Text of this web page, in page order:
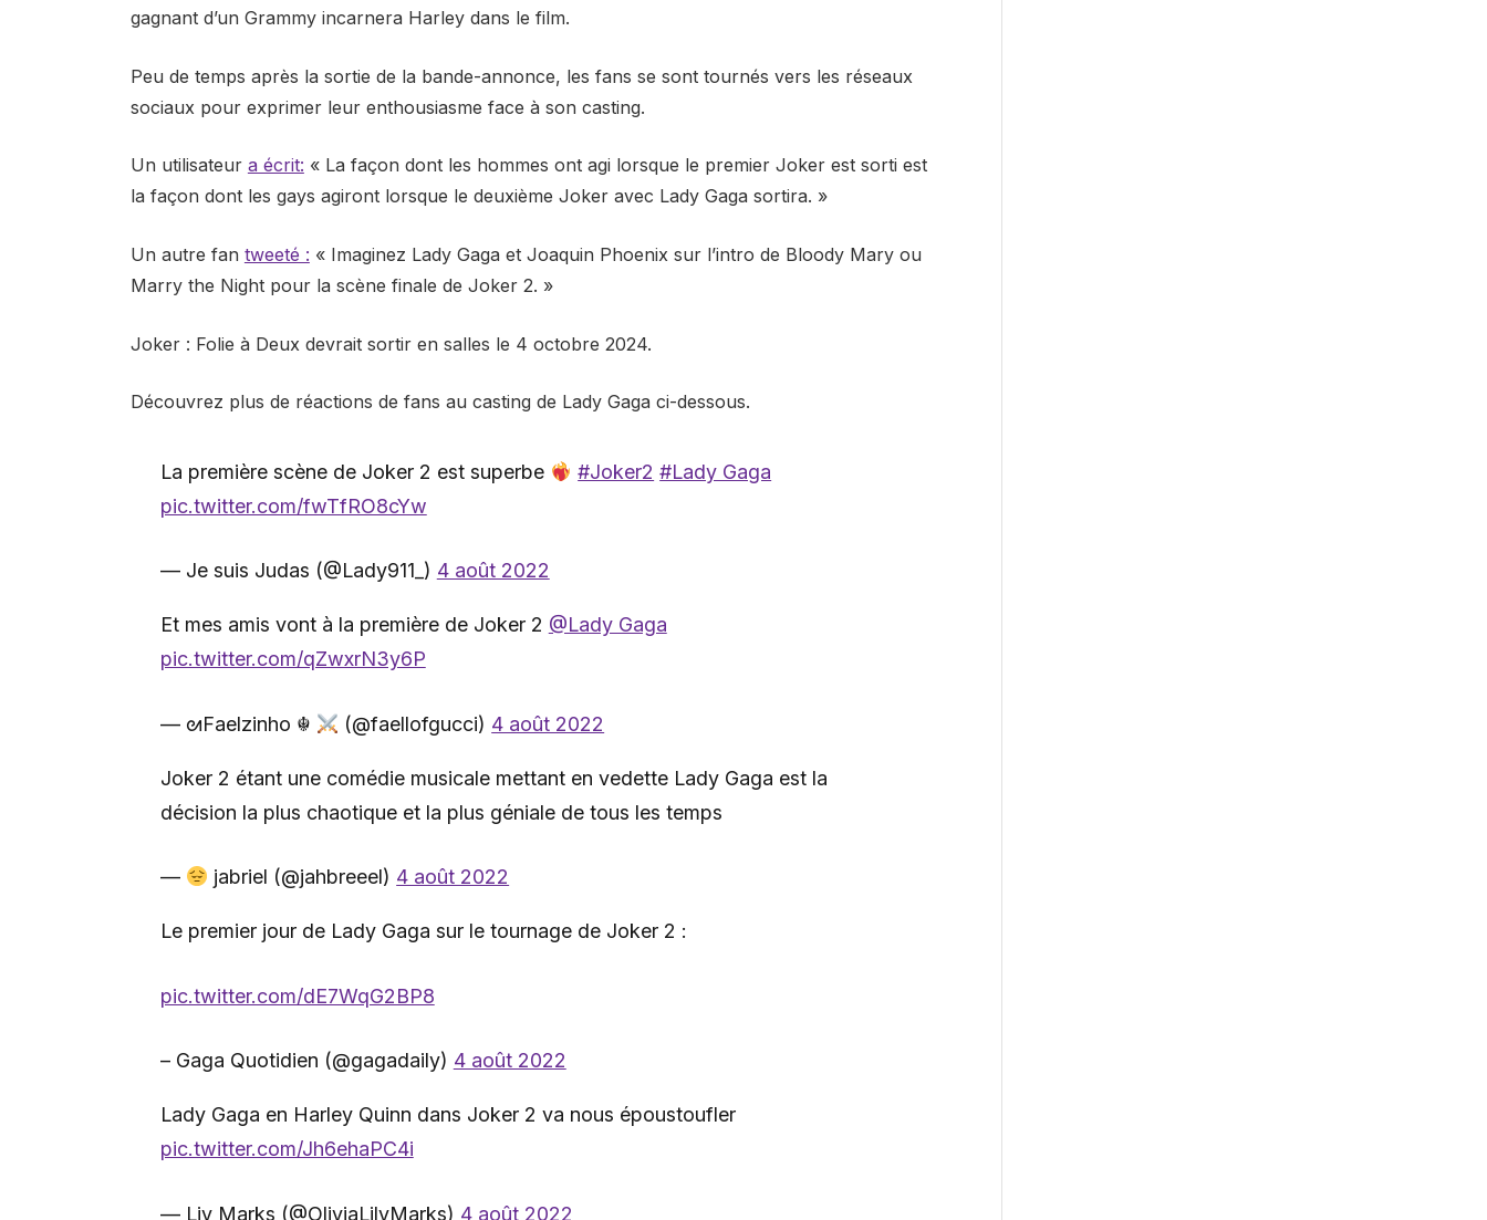
gagnant d’un Grammy incarnera Harley dans le film.
Peu de temps après la sortie de la bande-annonce, les fans se sont tournés vers les réseaux
sociaux pour exprimer leur enthousiasme face à son casting.
Un utilisateur a écrit: « La façon dont les hommes ont agi lorsque le premier Joker est sorti est
la façon dont les gays agiront lorsque le deuxième Joker avec Lady Gaga sortira. »
Un autre fan tweeté : « Imaginez Lady Gaga et Joaquin Phoenix sur l’intro de Bloody Mary ou
Marry the Night pour la scène finale de Joker 2. »
Joker : Folie à Deux devrait sortir en salles le 4 octobre 2024.
Découvrez plus de réactions de fans au casting de Lady Gaga ci-dessous.
La première scène de Joker 2 est superbe #Joker2 #Lady Gaga
pic.twitter.com/fwTfRO8cYw
— Je suis Judas (@Lady911_) 4 août 2022
Et mes amis vont à la première de Joker 2 @Lady Gaga
pic.twitter.com/qZwxrN3y6P
— ᘛFaelzinho ☬ (@faellofgucci) 4 août 2022
Joker 2 étant une comédie musicale mettant en vedette Lady Gaga est la
décision la plus chaotique et la plus géniale de tous les temps
— jabriel (@jahbreeel) 4 août 2022
Le premier jour de Lady Gaga sur le tournage de Joker 2 :
pic.twitter.com/dE7WqG2BP8
– Gaga Quotidien (@gagadaily) 4 août 2022
Lady Gaga en Harley Quinn dans Joker 2 va nous époustoufler
pic.twitter.com/Jh6ehaPC4i
— Liv Marks (@OliviaLilyMarks) 4 août 2022